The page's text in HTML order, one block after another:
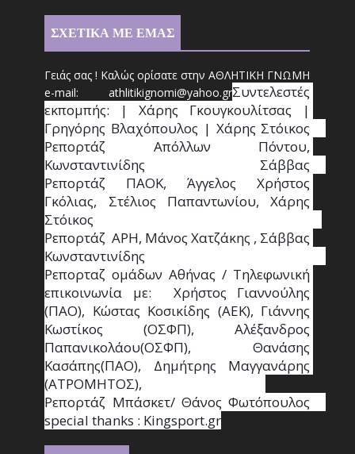
ΣΧΕΤΙΚΑ ΜΕ ΕΜΑΣ
Γειάς σας ! Καλώς ορίσατε στην ΑΘΛΗΤΙΚΗ ΓΝΩΜΗ
e-mail: athlitikignomi@yahoo.grΣυντελεστές
εκπομπής: | Χάρης Γκουγκουλίτσας |
Γρηγόρης Βλαχόπουλος | Χάρης Στόικος
Ρεπορτάζ Απόλλων Πόντου,
Κωνσταντινίδης   Σάββας
Ρεπορτάζ ΠΑΟΚ, Άγγελος Χρήστος
Γκόλιας, Στέλιος Παπαντωνίου, Χάρης
Στόικος
Ρεπορτάζ  ΑΡΗ, Μάνος Χατζάκης , Σάββας
Κωνσταντινίδης
Ρεπορταζ ομάδων Αθήνας / Τηλεφωνική
επικοινωνία με:  Χρήστος Γιαννούλης
(ΠΑΟ), Κώστας Κοσικίδης (ΑΕΚ), Γιάννης
Κωστίκος (ΟΣΦΠ), Αλέξανδρος
Παπανικολάου(ΟΣΦΠ), Θανάσης
Κασάπης(ΠΑΟ), Δημήτρης Μαγγανάρης
(ΑΤΡΟΜΗΤΟΣ),
Ρεπορτάζ Μπάσκετ/ Θάνος Φωτόπουλος
special thanks : Κingsport.gr